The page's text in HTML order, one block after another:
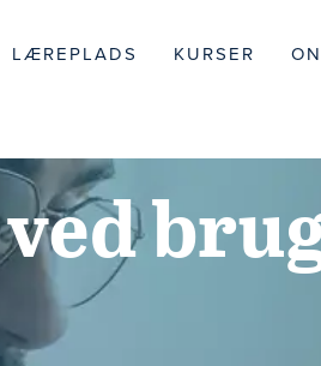
LÆREPLADS KURSER